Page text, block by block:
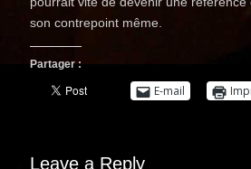
son contrepoint même.
Partager :
E-mail
Leave a Reply